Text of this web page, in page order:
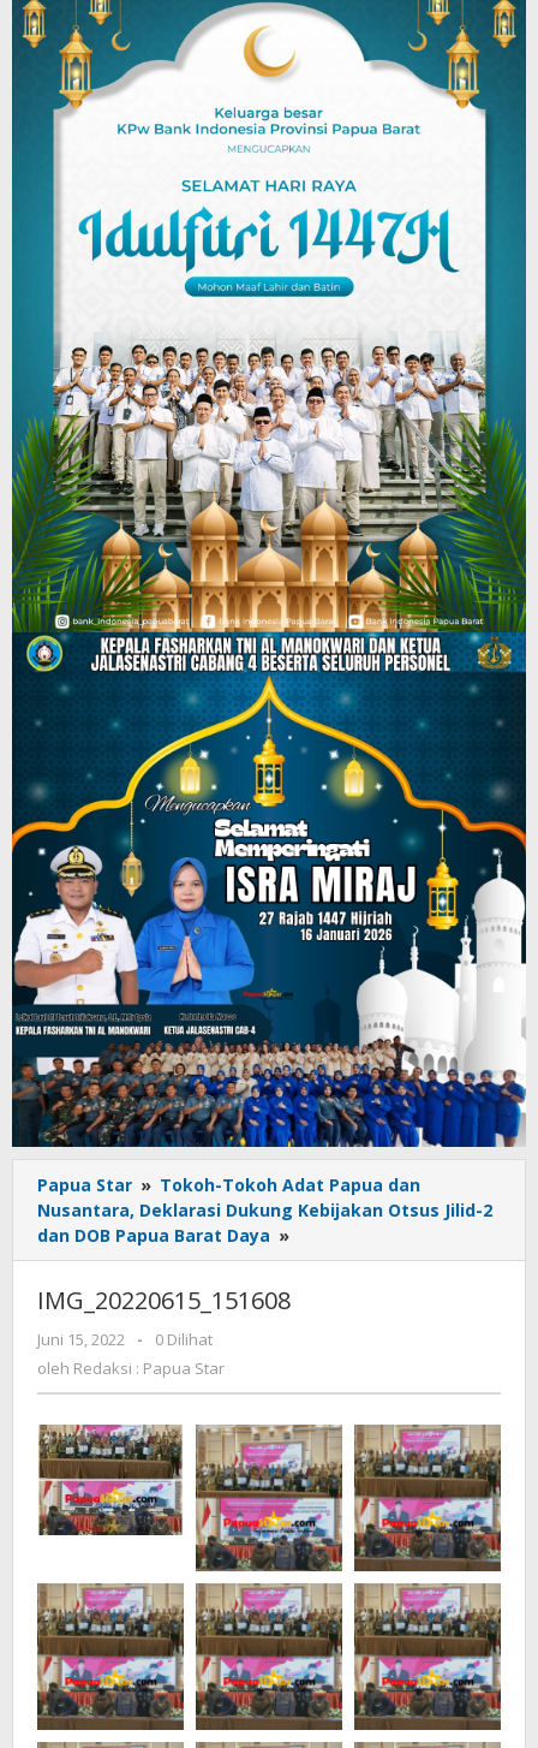
Papua Star » Tokoh-Tokoh Adat Papua dan
Nusantara, Deklarasi Dukung Kebijakan Otsus Jilid-2
dan DOB Papua Barat Daya »
IMG_20220615_151608
Juni 15, 2022
oleh
Redaksi
Star
-
0 Dilihat
oleh Redaksi : Papua Star